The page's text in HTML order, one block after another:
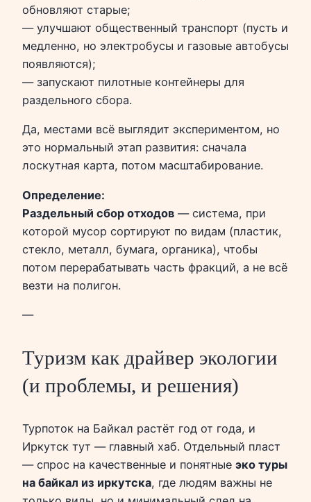
обновляют старые;
— улучшают общественный транспорт (пусть и
медленно, но электробусы и газовые автобусы
появляются);
— запускают пилотные контейнеры для
раздельного сбора.
Да, местами всё выглядит экспериментом, но
это нормальный этап развития: сначала
лоскутная карта, потом масштабирование.
Определение:
Раздельный сбор отходов — система, при
которой мусор сортируют по видам (пластик,
стекло, металл, бумага, органика), чтобы
потом перерабатывать часть фракций, а не всё
везти на полигон.
—
Туризм как драйвер экологии
(и проблемы, и решения)
Турпоток на Байкал растёт год от года, и
Иркутск тут — главный хаб. Отдельный пласт
— спрос на качественные и понятные эко туры
на байкал из иркутска, где людям важны не